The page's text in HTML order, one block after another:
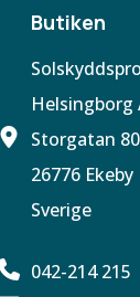
Butiken
Helsingborg
Storgatan 80
26776 Ekeby
Sverige
042-214 215